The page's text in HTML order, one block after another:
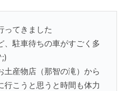
ってきました
、駐車待ちの車がすごく多
土産物店（那智の滝）から
行こうと思うと時間も体力